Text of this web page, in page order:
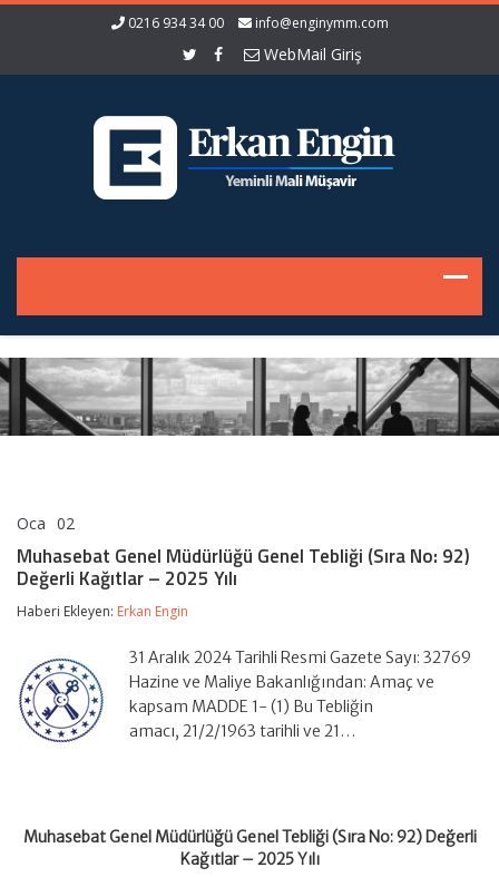
0216 934 34 00 info@enginymm.com
WebMail Giriş
Oca 02
Müdürlüğü
Genel
(Sıra
Değerli
Kağıtlar
–
2025
Muhasebat Genel Müdürlüğü Genel Tebliği (Sıra No: 92)
Değerli Kağıtlar – 2025 Yılı
Haberi Ekleyen: Erkan Engin
31 Aralık 2024 Tarihli Resmi Gazete Sayı: 32769
Hazine ve Maliye Bakanlığından: Amaç ve
kapsam MADDE 1- (1) Bu Tebliğin
amacı, 21/2/1963 tarihli ve 21…
Muhasebat Genel Müdürlüğü Genel Tebliği (Sıra No: 92) Değerli
Kağıtlar – 2025 Yılı